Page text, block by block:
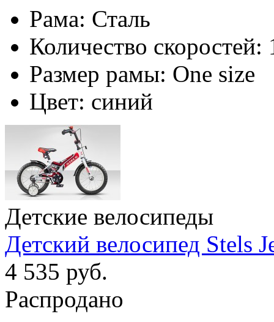
Рама: Сталь
Количество скоростей:
Размер рамы: One size
Цвет: синий
Детские велосипеды
Детский велосипед Stels
4 535 руб.
Распродано